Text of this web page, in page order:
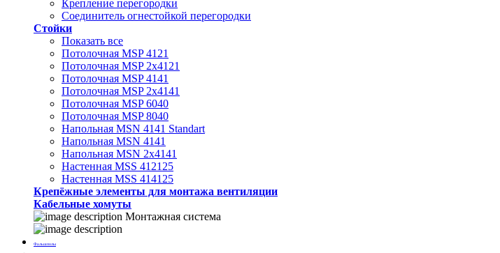
Крепление перегородки
Соединитель огнестойкой перегородки
Стойки
Показать все
Потолочная MSP 4121
Потолочная MSP 2х4121
Потолочная MSP 4141
Потолочная MSP 2х4141
Потолочная MSP 6040
Потолочная MSP 8040
Напольная MSN 4141 Standart
Напольная MSN 4141
Напольная MSN 2х4141
Настенная MSS 412125
Настенная MSS 414125
Крепёжные элементы для монтажа вентиляции
Кабельные хомуты
Монтажная система
Фальшполы